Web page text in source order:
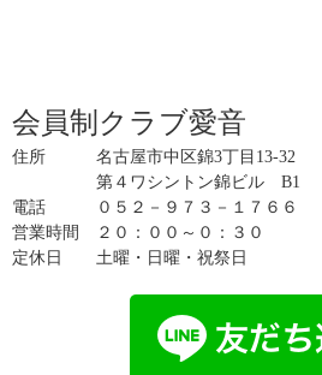
会員制クラブ愛音
住所 名古屋市中区錦3丁目13-32
第４ワシントン錦ビル B1
電話 ０５２－９７３－１７６６
営業時間 ２０：００～０：３０
定休日 土曜・日曜・祝祭日